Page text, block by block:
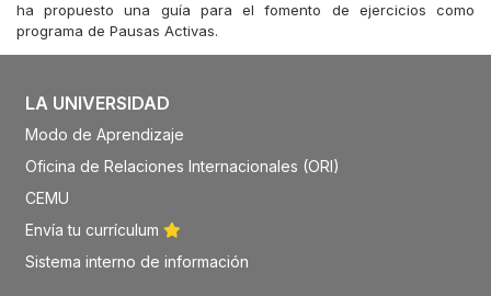
ha propuesto una guía para el fomento de ejercicios como
programa de Pausas Activas.
LA UNIVERSIDAD
Modo de Aprendizaje
Oficina de Relaciones Internacionales (ORI)
CEMU
Envía tu currículum
Sistema interno de información